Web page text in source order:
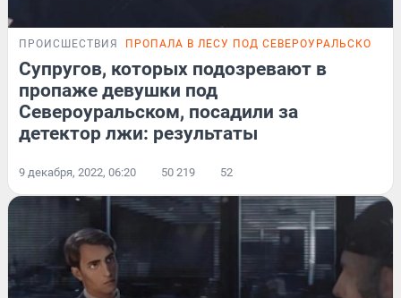
ПРОИСШЕСТВИЯ ПРОПАЛА В ЛЕСУ ПОД СЕВЕРОУРАЛЬСКОМ
Супругов, которых подозревают в
пропаже девушки под
Североуральском, посадили за
детектор лжи: результаты
9 декабря, 2022, 06:20 50 219 52